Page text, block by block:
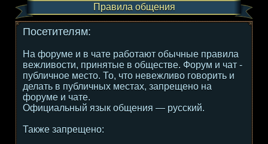
Правила общения
Посетителям:
На форуме и в чате работают обычные правила
вежливости, принятые в обществе. Форум и чат -
публичное место. То, что невежливо говорить и
делать в публичных местах, запрещено на
форуме и чате.
Официальный язык общения — русский.
Также запрещено: